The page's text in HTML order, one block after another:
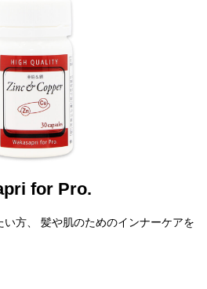
for Pro.
い方、 髪や肌のためのインナーケアを